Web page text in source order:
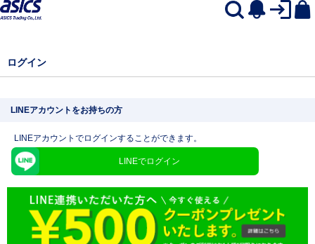
ログイン
LINEアカウントをお持ちの方
LINEアカウントでログインすることができます。
LINEでログイン